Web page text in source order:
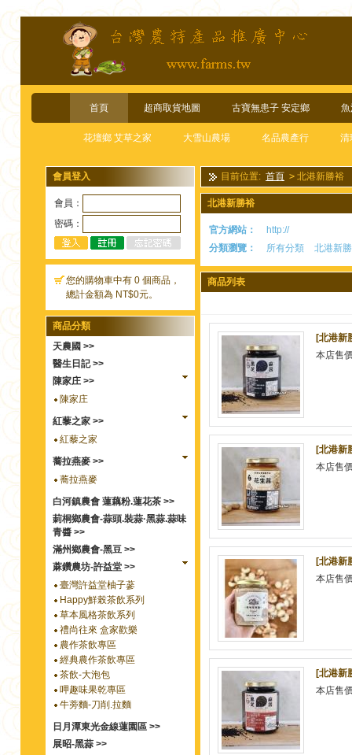
首頁 超商取貨地圖 古寶無患子 安定鄉
花壇鄉 艾草之家 大雪山農場 名品農產行 清
會員登入
會員：
密碼：
您的購物車中有 0 個商品，
總計金額為 NT$0元。
商品分類
天農國 >>
醫生日記 >>
陳家庄 >>
陳家庄
紅藜之家 >>
紅藜之家
蕎拉燕麥 >>
蕎拉燕麥
白河鎮農會 蓮藕粉.蓮花茶 >>
莿桐鄉農會-蒜頭.裝蒜·黑蒜.蒜味
青醬 >>
滿州鄉農會-黑豆 >>
蔴鑽農坊-許益堂 >>
臺灣許益堂柚子蔘
Happy鮮榖茶飲系列
草本風格茶飲系列
禮尚往來 盒家歡樂
農作茶飲專區
經典農作茶飲專區
茶飲-大泡包
呷趣味果乾專區
牛蒡麵-刀削.拉麵
日月潭東光金線蓮園區 >>
展昭-黑蒜 >>
目前位置: 首頁 > 北港新勝裕
北港新勝裕
官方網站：
http://
分類瀏覽：
所有分類 北港新
商品列表
[北港新
本店售
[北港新
本店售
[北港新
本店售
[北港新
本店售